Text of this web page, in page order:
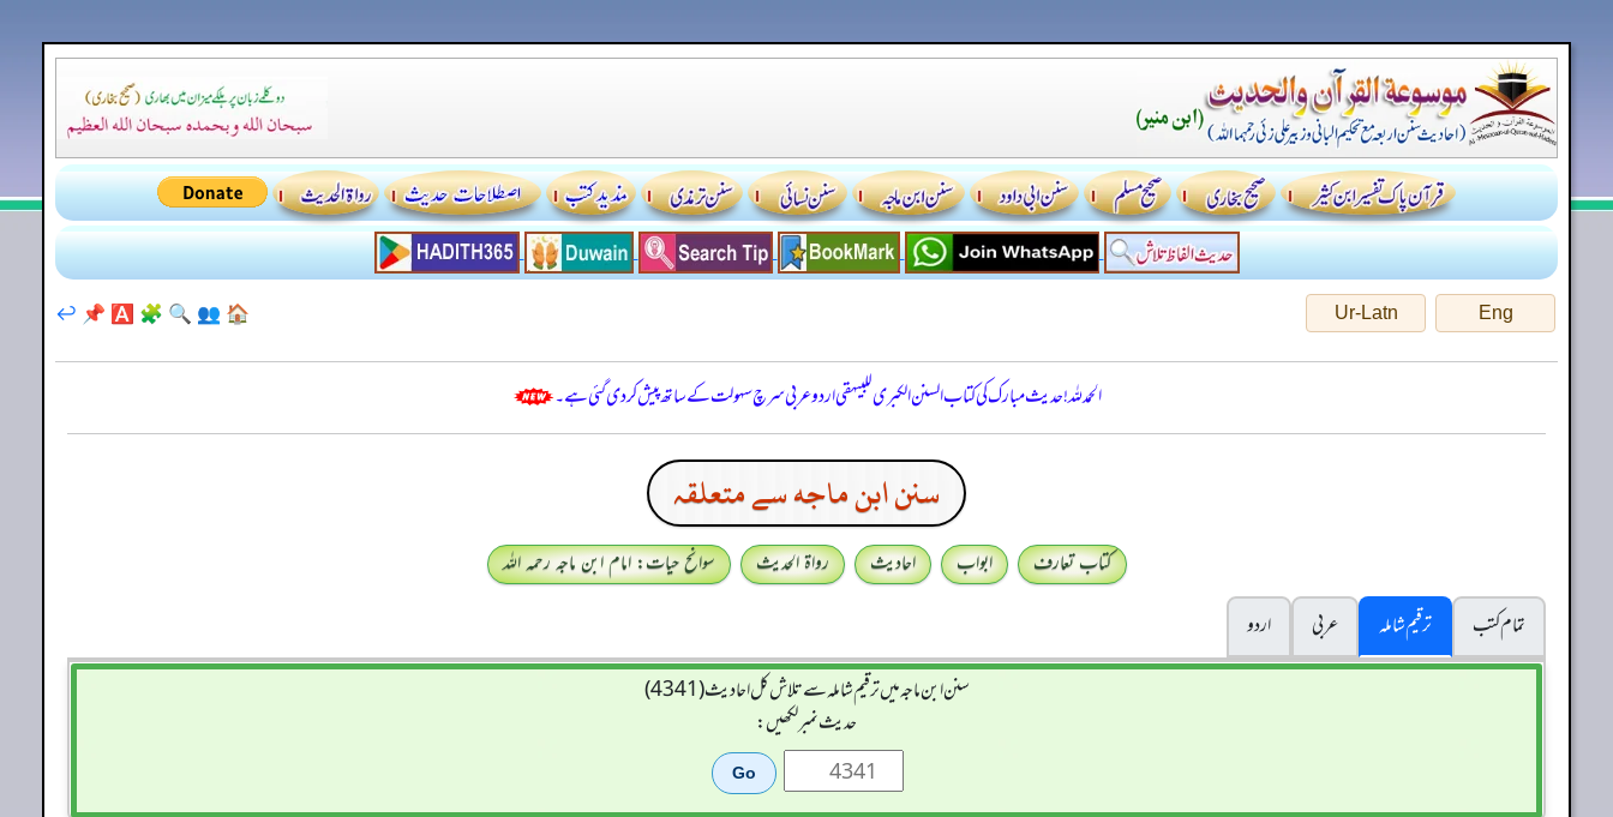
Eng
Ur-Latn
🏠
👥
🔍
🧩
🅰️
📌
↩️
الحمدللہ! حدیث مبارک کی کتاب السنن الكبرى للبيهقي اردو عربی سرچ سہولت کے ساتھ پیش کر دی گئی ہے۔
سنن ابن ماجه سے متعلقہ
کتاب تعارف ابواب احادیث رواۃ الحدیث
سوانح حیات: امام ابن ماجہ رحمہ اللہ
تمام کتب
ترقیم شاملہ عربی
اردو
سنن ابن ماجہ میں ترقیم شاملہ سے تلاش کل احادیث (4341)
حدیث نمبر لکھیں: